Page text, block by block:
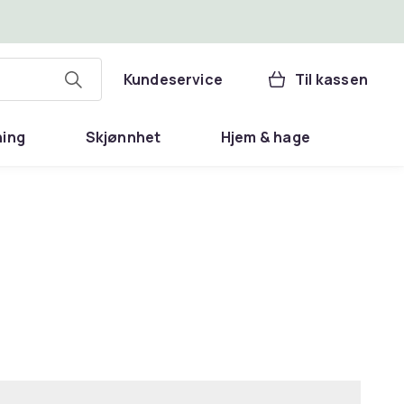
Kundeservice Til kassen
Skjønnhet Hjem & hage